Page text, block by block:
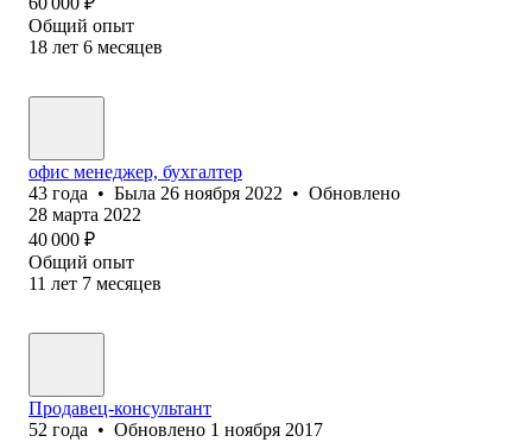
Общий опыт
18 лет 6 месяцев
офис менеджер, бухгалтер
43 года • Была 26 ноября 2022 • Обновлено
28 марта 2022
40 000 ₽
Общий опыт
11 лет 7 месяцев
Продавец-консультант
52 года • Обновлено 1 ноября 2017